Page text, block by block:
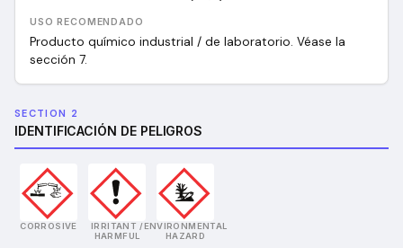
USO RECOMENDADO
Producto químico industrial / de laboratorio. Véase la
sección 7.
SECTION 2
IDENTIFICACIÓN DE PELIGROS
CORROSIVE
IRRITANT /
HARMFUL
ENVIRONMENTAL
HAZARD